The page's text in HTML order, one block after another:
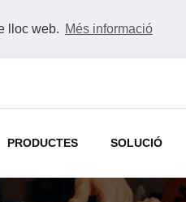
lloc web. Més informació
PRODUCTES SOLUCIÓ